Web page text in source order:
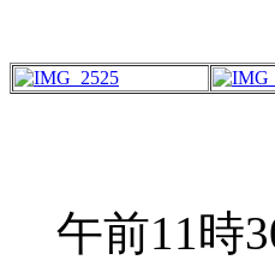
午前11時